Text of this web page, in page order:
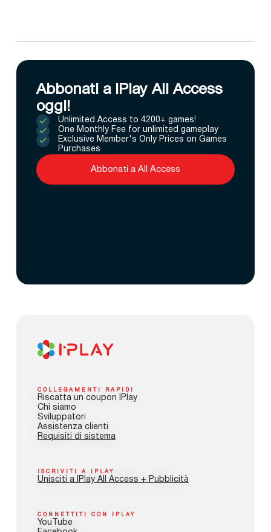
Abbonati a IPlay All Access
oggi!
Unlimited Access to 4200+ games!
One Monthly Fee for unlimited gameplay
Exclusive Member's Only Prices on Games
Purchases
Abbonati a All Access
COLLEGAMENTI RAPIDI
Riscatta un coupon IPlay
Chi siamo
Sviluppatori
Assistenza clienti
Requisiti di sistema
ISCRIVITI A IPLAY
Unisciti a IPlay All Access + Pubblicità
CONNETTITI CON IPLAY
YouTube